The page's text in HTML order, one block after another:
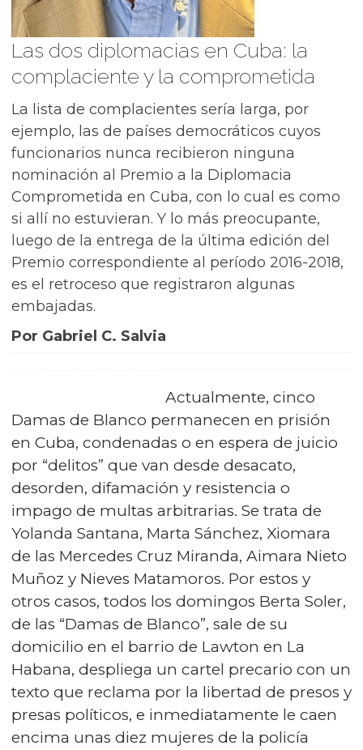
Las dos diplomacias en Cuba: la
complaciente y la comprometida
La lista de complacientes sería larga, por
ejemplo, las de países democráticos cuyos
funcionarios nunca recibieron ninguna
nominación al Premio a la Diplomacia
Comprometida en Cuba, con lo cual es como
si allí no estuvieran. Y lo más preocupante,
luego de la entrega de la última edición del
Premio correspondiente al período 2016-2018,
es el retroceso que registraron algunas
embajadas.
Por Gabriel C. Salvia
Actualmente, cinco
Damas de Blanco permanecen en prisión
en Cuba, condenadas o en espera de juicio
por “delitos” que van desde desacato,
desorden, difamación y resistencia o
impago de multas arbitrarias. Se trata de
Yolanda Santana, Marta Sánchez, Xiomara
de las Mercedes Cruz Miranda, Aimara Nieto
Muñoz y Nieves Matamoros. Por estos y
otros casos, todos los domingos Berta Soler,
de las “Damas de Blanco”, sale de su
domicilio en el barrio de Lawton en La
Habana, despliega un cartel precario con un
texto que reclama por la libertad de presos y
presas políticos, e inmediatamente le caen
encima unas diez mujeres de la policía